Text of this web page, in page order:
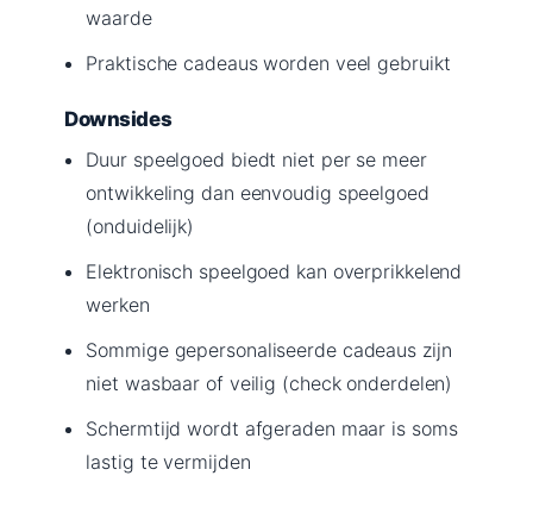
waarde
Praktische cadeaus worden veel gebruikt
Downsides
Duur speelgoed biedt niet per se meer
ontwikkeling dan eenvoudig speelgoed
(onduidelijk)
Elektronisch speelgoed kan overprikkelend
werken
Sommige gepersonaliseerde cadeaus zijn
niet wasbaar of veilig (check onderdelen)
Schermtijd wordt afgeraden maar is soms
lastig te vermijden